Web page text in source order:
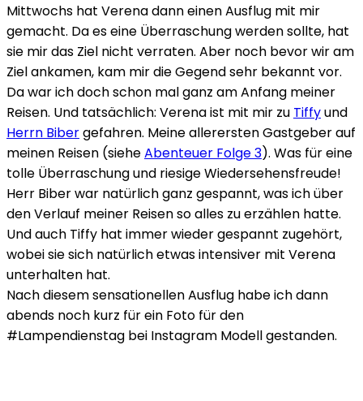
Mittwochs hat Verena dann einen Ausflug mit mir
gemacht. Da es eine Überraschung werden sollte, hat
sie mir das Ziel nicht verraten. Aber noch bevor wir am
Ziel ankamen, kam mir die Gegend sehr bekannt vor.
Da war ich doch schon mal ganz am Anfang meiner
Reisen. Und tatsächlich: Verena ist mit mir zu Tiffyund
Herrn Bibergefahren. Meine allerersten Gastgeber auf
meinen Reisen (sieheAbenteuer Folge 3). Was für eine
tolle Überraschung und riesige Wiedersehensfreude!
Herr Biber war natürlich ganz gespannt, was ich über
den Verlauf meiner Reisen so alles zu erzählen hatte.
Und auch Tiffy hat immer wieder gespannt zugehört,
wobei sie sich natürlich etwas intensiver mit Verena
unterhalten hat.
Nach diesem sensationellen Ausflug habe ich dann
abends noch kurz für ein Foto für den
#Lampendienstag bei Instagram Modell gestanden.